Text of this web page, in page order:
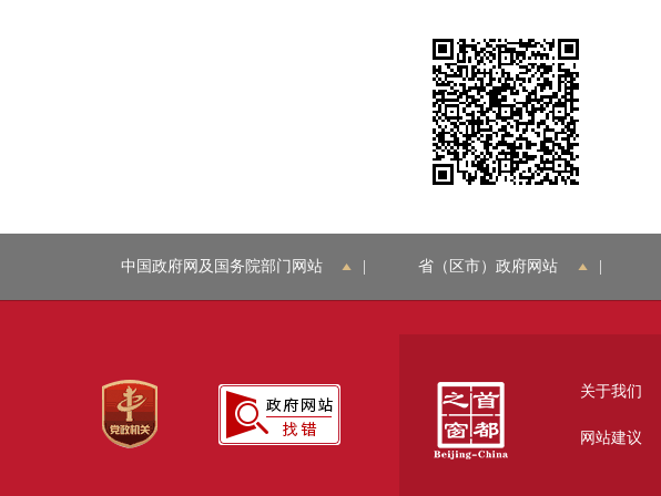
中国政府网及国务院部门网站 省（区市）政府网站
关于我们
网站建议